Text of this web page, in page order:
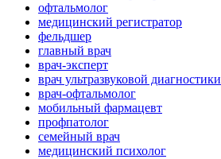
офтальмолог
медицинский регистратор
фельдшер
главный врач
врач-эксперт
врач ультразвуковой диагностики
врач-офтальмолог
мобильный фармацевт
профпатолог
семейный врач
медицинский психолог